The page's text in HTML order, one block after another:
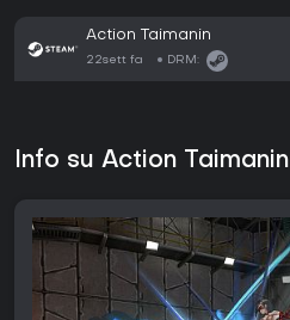
Action Taimanin
22sett fa DRM:
Info su Action Taimanin